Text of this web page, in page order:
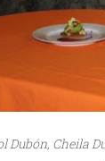
Dubón, Cheila